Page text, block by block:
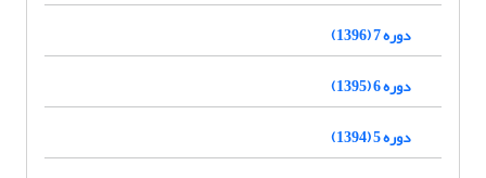
دوره 7 (1396)
دوره 6 (1395)
دوره 5 (1394)